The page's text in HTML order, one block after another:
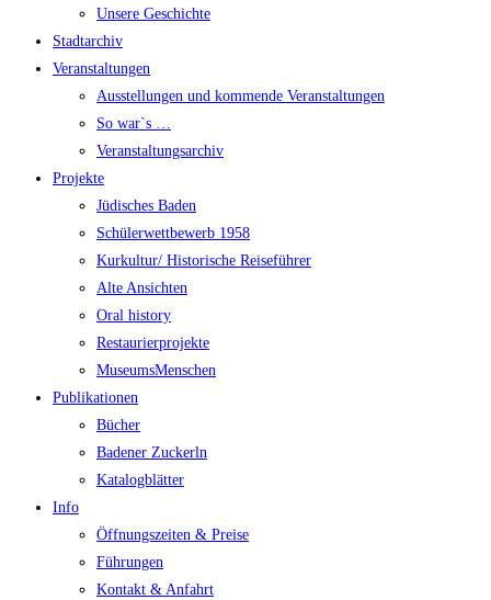
Unsere Geschichte
Stadtarchiv
Veranstaltungen
Ausstellungen und kommende Veranstaltungen
So war`s …
Veranstaltungsarchiv
Projekte
Jüdisches Baden
Schülerwettbewerb 1958
Kurkultur/ Historische Reiseführer
Alte Ansichten
Oral history
Restaurierprojekte
MuseumsMenschen
Publikationen
Bücher
Badener Zuckerln
Katalogblätter
Info
Öffnungszeiten & Preise
Führungen
Kontakt & Anfahrt